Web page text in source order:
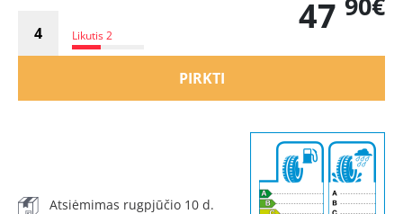
Likutis 2 47
PIRKTI
Atsiėmimas rugpjūčio 10 d.